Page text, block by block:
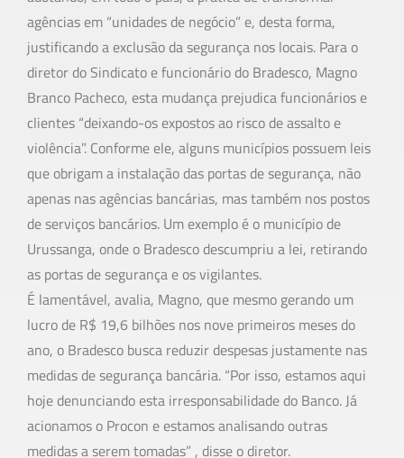
agências em “unidades de negócio” e, desta forma,
justificando a exclusão da segurança nos locais. Para o
diretor do Sindicato e funcionário do Bradesco, Magno
Branco Pacheco, esta mudança prejudica funcionários e
clientes “deixando-os expostos ao risco de assalto e
violência”. Conforme ele, alguns municípios possuem leis
que obrigam a instalação das portas de segurança, não
apenas nas agências bancárias, mas também nos postos
de serviços bancários. Um exemplo é o município de
Urussanga, onde o Bradesco descumpriu a lei, retirando
as portas de segurança e os vigilantes.
É lamentável, avalia, Magno, que mesmo gerando um
lucro de R$ 19,6 bilhões nos nove primeiros meses do
ano, o Bradesco busca reduzir despesas justamente nas
medidas de segurança bancária. “Por isso, estamos aqui
hoje denunciando esta irresponsabilidade do Banco. Já
acionamos o Procon e estamos analisando outras
medidas a serem tomadas” , disse o diretor.